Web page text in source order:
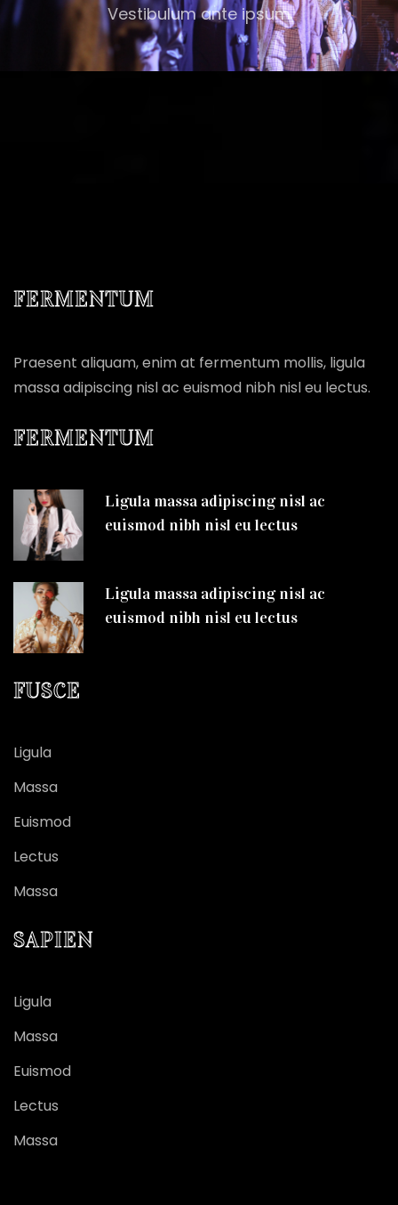
Vestibulum ante ipsum
FERMENTUM
Praesent aliquam, enim at fermentum mollis, ligula
massa adipiscing nisl ac euismod nibh nisl eu lectus.
FERMENTUM
Ligula massa adipiscing nisl ac
euismod nibh nisl eu lectus
Ligula massa adipiscing nisl ac
euismod nibh nisl eu lectus
FUSCE
Ligula
Massa
Euismod
Lectus
Massa
SAPIEN
Ligula
Massa
Euismod
Lectus
Massa